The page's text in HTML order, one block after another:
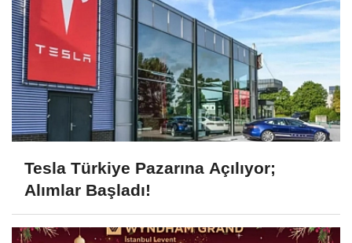
Tesla Türkiye Pazarına Açılıyor;
Alımlar Başladı!